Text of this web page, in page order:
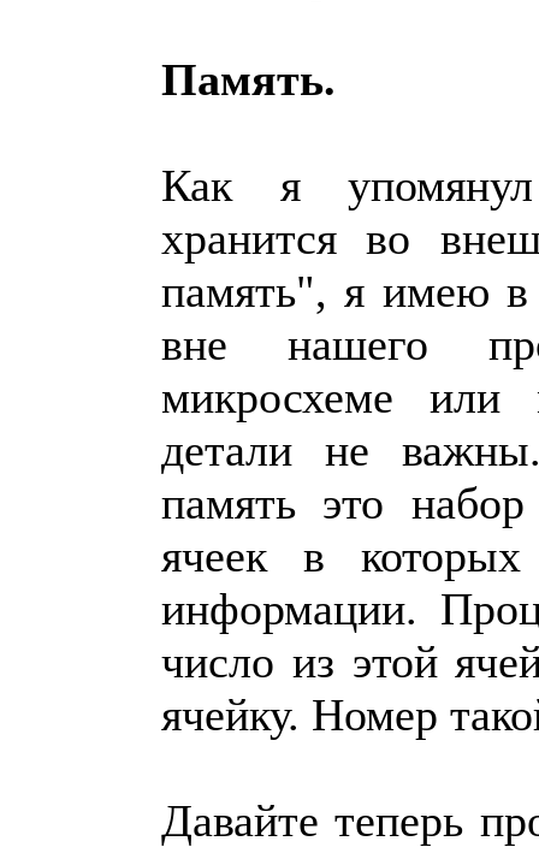
Память.
Как я
хранится во
память", я имею в
вне нашего
микросхеме или
детали не
память это
ячеек в
информации.
число из этой
ячейку. Номер
Давайте теперь